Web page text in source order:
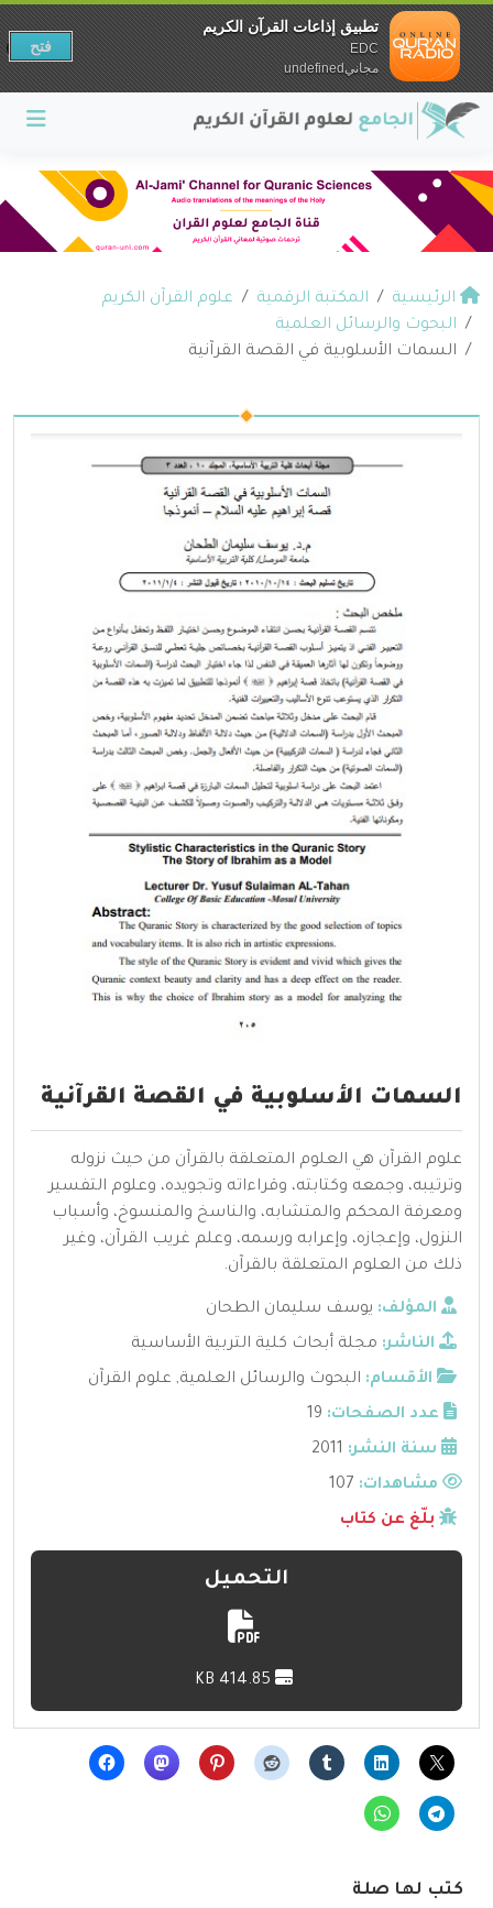
الرئيسية المكتبة الرقمية
علوم القرآن الكريم
البحوث والرسائل العلمية
السمات الأسلوبية في القصة القرآنية
السمات الأسلوبية في القصة القرآنية
علوم القرآن هي العلوم المتعلقة بالقرآن من حيث نزوله
وترتيبه، وجمعه وكتابته، وقراءاته وتجويده، وعلوم التفسير
ومعرفة المحكم والمتشابه، والناسخ والمنسوخ، وأسباب
النزول، وإعجازه، وإعرابه ورسمه، وعلم غريب القرآن، وغير
ذلك من العلوم المتعلقة بالقرآن.
المؤلف: يوسف سليمان الطحان
الناشر: مجلة أبحاث كلية التربية الأساسية
الأقسام: البحوث والرسائل العلمية, علوم القرآن
عدد الصفحات: 19
سنة النشر: 2011
مشاهدات:
بلّغ عن كتاب
التحميل
كتب لها صلة
تطبيق إذاعات القرآن الكريم
EDC
مجانيundefined
فتح